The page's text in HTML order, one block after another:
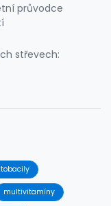
průvodce
střevech:
multivitamíny